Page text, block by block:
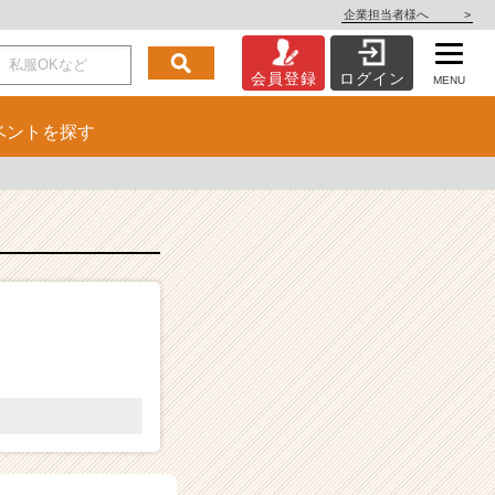
企業担当者様へ >
会員登録 ログイン MENU
ント を探す